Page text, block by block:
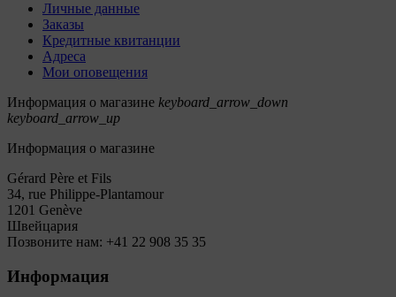
Личные данные
Заказы
Кредитные квитанции
Адреса
Мои оповещения
Информация о магазине keyboard_arrow_down
keyboard_arrow_up
Информация о магазине
Gérard Père et Fils
34, rue Philippe-Plantamour
1201 Genève
Швейцария
Позвоните нам: +41 22 908 35 35
Информация